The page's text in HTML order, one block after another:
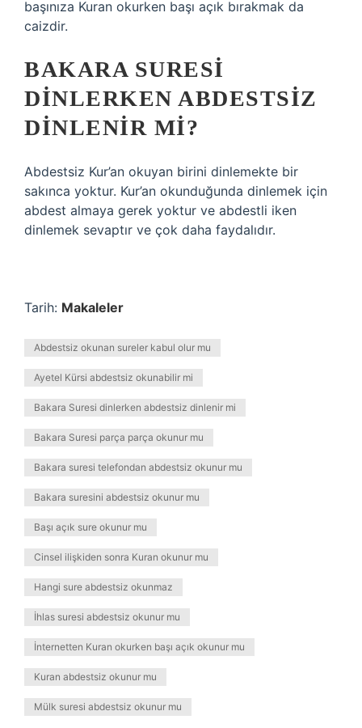
başınıza Kuran okurken başı açık bırakmak da
caizdir.
BAKARA SURESI
DINLERKEN ABDESTSIZ
DINLENIR MI?
Abdestsiz Kur’an okuyan birini dinlemekte bir
sakınca yoktur. Kur’an okunduğunda dinlemek için
abdest almaya gerek yoktur ve abdestli iken
dinlemek sevaptır ve çok daha faydalıdır.
Tarih: Makaleler
Abdestsiz okunan sureler kabul olur mu
Ayetel Kürsi abdestsiz okunabilir mi
Bakara Suresi dinlerken abdestsiz dinlenir mi
Bakara Suresi parça parça okunur mu
Bakara suresi telefondan abdestsiz okunur mu
Bakara suresini abdestsiz okunur mu
Başı açık sure okunur mu
Cinsel ilişkiden sonra Kuran okunur mu
Hangi sure abdestsiz okunmaz
İhlas suresi abdestsiz okunur mu
İnternetten Kuran okurken başı açık okunur mu
Kuran abdestsiz okunur mu
Mülk suresi abdestsiz okunur mu